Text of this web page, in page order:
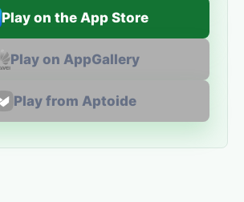
Play on the App Store
Play on AppGallery
Play from Aptoide